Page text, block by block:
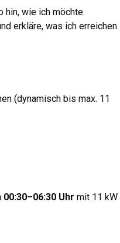
hin, wie ich möchte.
erkläre, was ich erreichen
(dynamisch bis max. 11
Uhr mit 11 kW